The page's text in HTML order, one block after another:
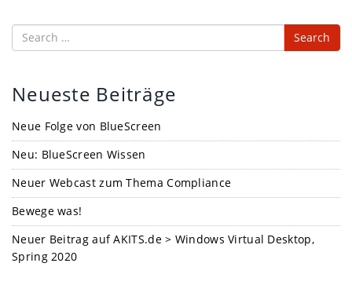
Search
Neueste Beiträge
Neue Folge von BlueScreen
Neu: BlueScreen Wissen
Neuer Webcast zum Thema Compliance
Bewege was!
Neuer Beitrag auf AKITS.de > Windows Virtual Desktop,
Spring 2020